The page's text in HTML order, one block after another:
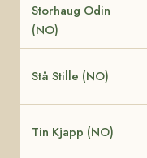
Storhaug Odin
(NO)
Stå Stille (NO)
Tin Kjapp (NO)